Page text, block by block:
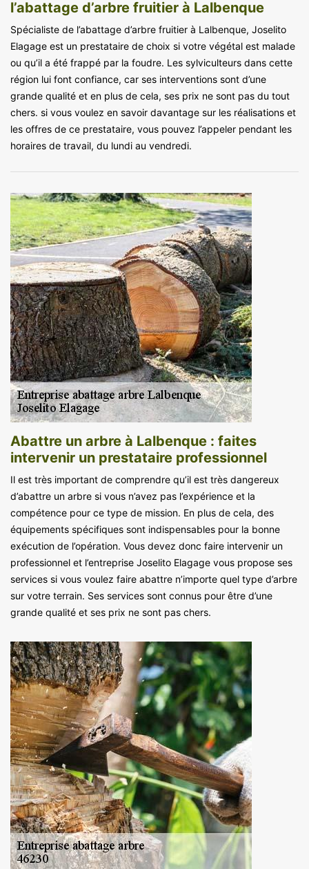
l’abattage d’arbre fruitier à Lalbenque
Spécialiste de l’abattage d’arbre fruitier à Lalbenque, Joselito
Elagage est un prestataire de choix si votre végétal est malade
ou qu’il a été frappé par la foudre. Les sylviculteurs dans cette
région lui font confiance, car ses interventions sont d’une
grande qualité et en plus de cela, ses prix ne sont pas du tout
chers. si vous voulez en savoir davantage sur les réalisations et
les offres de ce prestataire, vous pouvez l’appeler pendant les
horaires de travail, du lundi au vendredi.
Abattre un arbre à Lalbenque : faites
intervenir un prestataire professionnel
Il est très important de comprendre qu’il est très dangereux
d’abattre un arbre si vous n’avez pas l’expérience et la
compétence pour ce type de mission. En plus de cela, des
équipements spécifiques sont indispensables pour la bonne
exécution de l’opération. Vous devez donc faire intervenir un
professionnel et l’entreprise Joselito Elagage vous propose ses
services si vous voulez faire abattre n’importe quel type d’arbre
sur votre terrain. Ses services sont connus pour être d’une
grande qualité et ses prix ne sont pas chers.